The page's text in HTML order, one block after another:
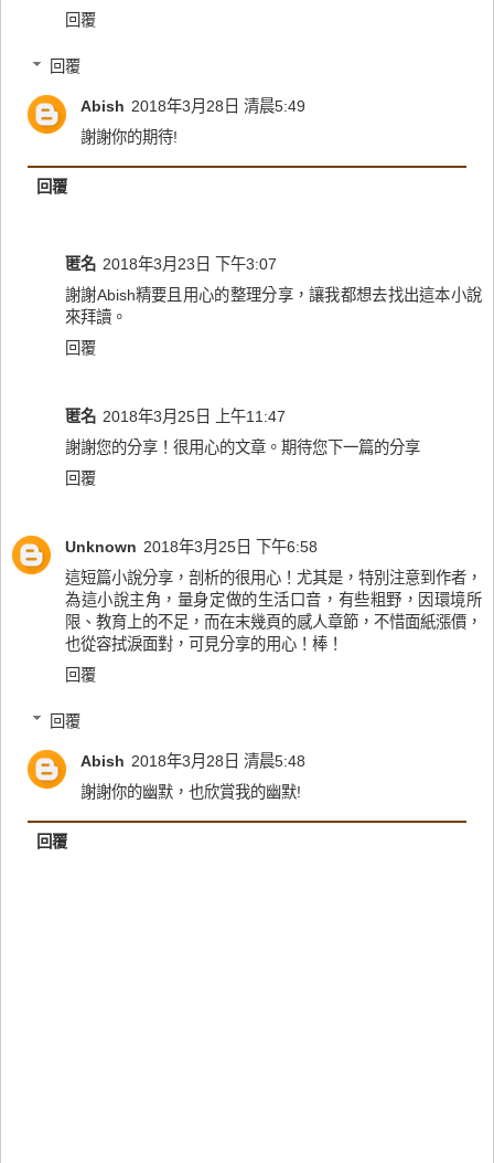
回覆
回覆
Abish 2018年3月28日 清晨5:49
謝謝你的期待!
回覆
匿名 2018年3月23日 下午3:07
謝謝Abish精要且用心的整理分享，讓我都想去找出這本小說
來拜讀。
回覆
匿名 2018年3月25日 上午11:47
謝謝您的分享！很用心的文章。期待您下一篇的分享
回覆
Unknown 2018年3月25日 下午6:58
這短篇小說分享，剖析的很用心！尤其是，特別注意到作者，
為這小說主角，量身定做的生活口音，有些粗野，因環境所
限、教育上的不足，而在末幾頁的感人章節，不惜面紙漲價，
也從容拭淚面對，可見分享的用心！棒！
回覆
回覆
Abish 2018年3月28日 清晨5:48
謝謝你的幽默，也欣賞我的幽默!
回覆